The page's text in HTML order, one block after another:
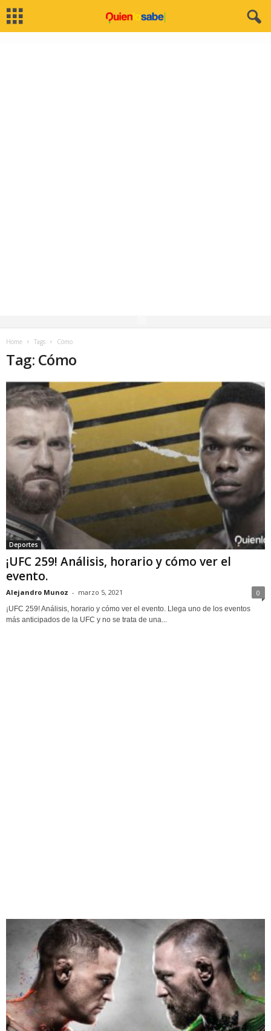
Home Tags Cómo
Tag: Cómo
Deportes
¡UFC 259! Análisis, horario y cómo ver el
evento.
Alejandro Munoz - marzo 5, 2021 0
¡UFC 259! Análisis, horario y cómo ver el evento. Llega uno de los eventos
más anticipados de la UFC y no se trata de una...